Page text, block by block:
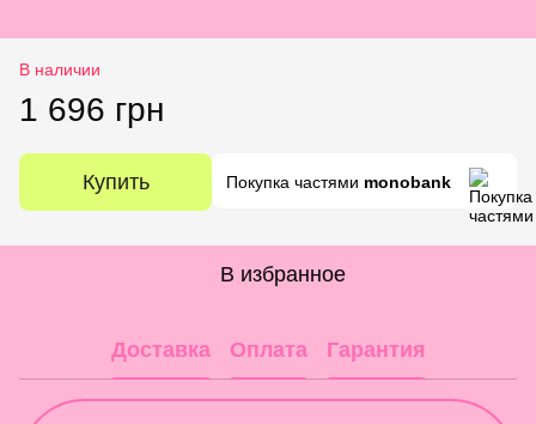
В наличии
1 696 грн
Купить Покупка частями monobank
В избранное
Доставка Оплата Гарантия